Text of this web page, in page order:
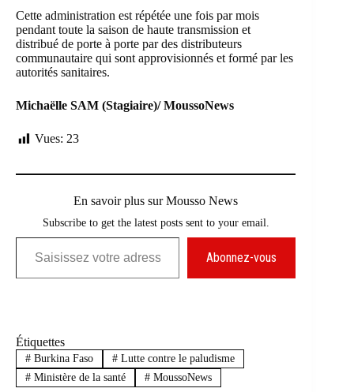
Cette administration est répétée une fois par mois
pendant toute la saison de haute transmission et
distribué de porte à porte par des distributeurs
communautaire qui sont approvisionnés et formé par les
autorités sanitaires.
Michaëlle SAM (Stagiaire)/ MoussoNews
Vues: 23
En savoir plus sur Mousso News
Subscribe to get the latest posts sent to your email.
Saisissez votre adresse e-mail…
Abonnez-vous
Étiquettes
#Burkina Faso #Lutte contre le paludisme
#Ministère de la santé #MoussoNews